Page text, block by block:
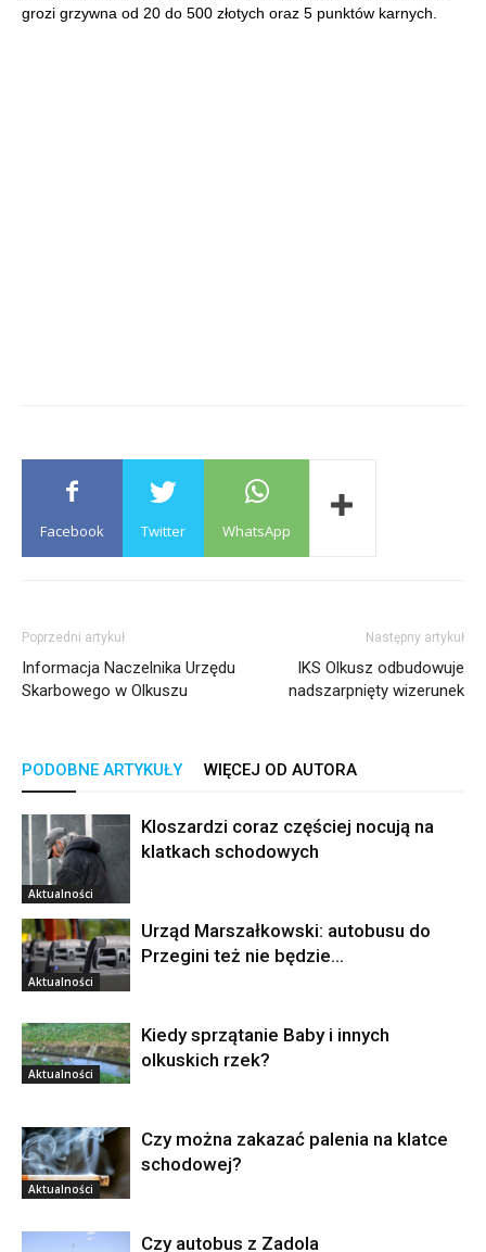
grozi grzywna od 20 do 500 złotych oraz 5 punktów karnych.
Facebook Twitter WhatsApp
Poprzedni artykuł
Informacja Naczelnika Urzędu
Skarbowego w Olkuszu
Następny artykuł
IKS Olkusz odbudowuje
nadszarpnięty wizerunek
PODOBNE ARTYKUŁY WIĘCEJ OD AUTORA
Aktualności
Kloszardzi coraz częściej nocują na
klatkach schodowych
Aktualności
Urząd Marszałkowski: autobusu do
Przegini też nie będzie…
Aktualności
Kiedy sprzątanie Baby i innych
olkuskich rzek?
Aktualności
Czy można zakazać palenia na klatce
schodowej?
Czy autobus z Zadola